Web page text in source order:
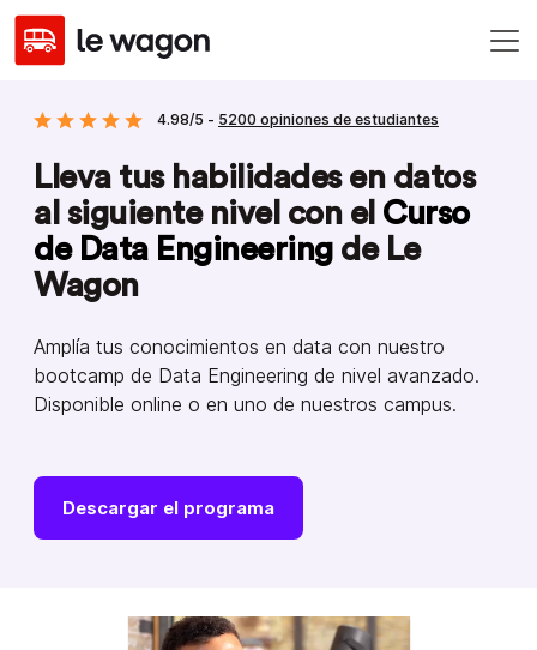
4.98/5 - 5200 opiniones de estudiantes
Lleva tus habilidades en datos
al siguiente nivel con el Curso
de Data Engineeringde Le
Wagon
Amplía tus conocimientos en data con nuestro
bootcamp de Data Engineering de nivel avanzado.
Disponible online o en uno de nuestros campus.
Descargar el programa